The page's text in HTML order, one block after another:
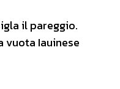
il pareggio.
vuota Iauinese